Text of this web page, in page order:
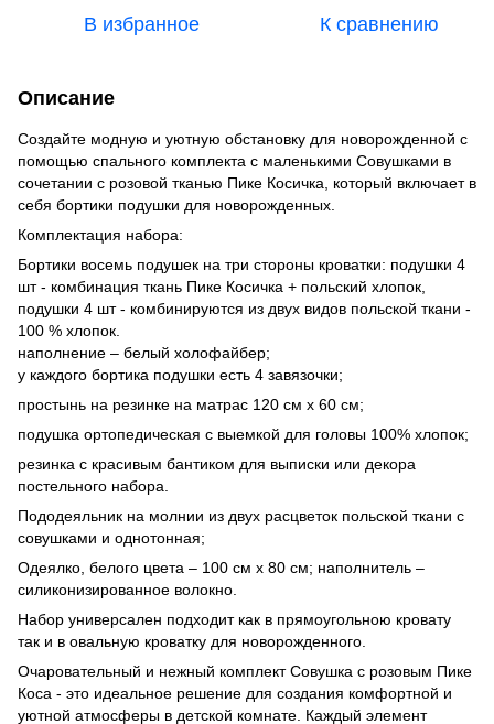
В избранное К сравнению
Описание
Создайте модную и уютную обстановку для новорожденной с
помощью спального комплекта с маленькими Совушками в
сочетании с розовой тканью Пике Косичка, который включает в
себя бортики подушки для новорожденных.
Комплектация набора:
Бортики восемь подушек на три стороны кроватки: подушки 4
шт - комбинация ткань Пике Косичка + польский хлопок,
подушки 4 шт - комбинируются из двух видов польской ткани -
100 % хлопок.
наполнение – белый холофайбер;
у каждого бортика подушки есть 4 завязочки;
простынь на резинке на матрас 120 см х 60 см;
подушка ортопедическая с выемкой для головы 100% хлопок;
резинка с красивым бантиком для выписки или декора
постельного набора.
Пододеяльник на молнии из двух расцветок польской ткани с
совушками и однотонная;
Одеялко, белого цвета – 100 см х 80 см; наполнитель –
силиконизированное волокно.
Набор универсален подходит как в прямоугольною кровату
так и в овальную кроватку для новорожденного.
Очаровательный и нежный комплект Совушка с розовым Пике
Коса - это идеальное решение для создания комфортной и
уютной атмосферы в детской комнате. Каждый элемент